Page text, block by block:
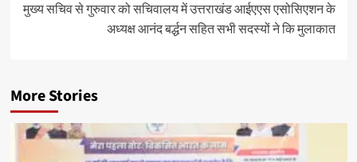
मुख्य सचिव से गुरुवार को सचिवालय में उत्तराखंड आईएएस एसोसिएशन के
अध्यक्ष आनंद बर्द्धन सहित सभी सदस्यों ने कि मुलाकात
More Stories